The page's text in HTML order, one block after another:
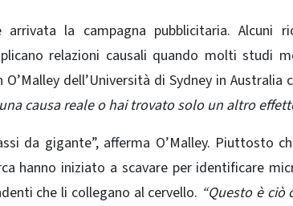
la campagna pubblicitaria. Alcuni
relazioni causali quando molti studi
dell’Università di Sydney in Australia
causa reale o hai trovato solo un altro
da gigante”, afferma O’Malley. Piuttosto
hanno iniziato a scavare per identificare
che li collegano al cervello. “Questo è ciò